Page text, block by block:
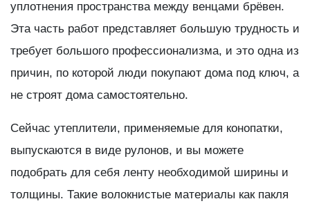
уплотнения пространства между венцами брёвен.
Эта часть работ представляет большую трудность и
требует большого профессионализма, и это одна из
причин, по которой люди покупают дома под ключ, а
не строят дома самостоятельно.
Сейчас утеплители, применяемые для конопатки,
выпускаются в виде рулонов, и вы можете
подобрать для себя ленту необходимой ширины и
толщины. Такие волокнистые материалы как пакля